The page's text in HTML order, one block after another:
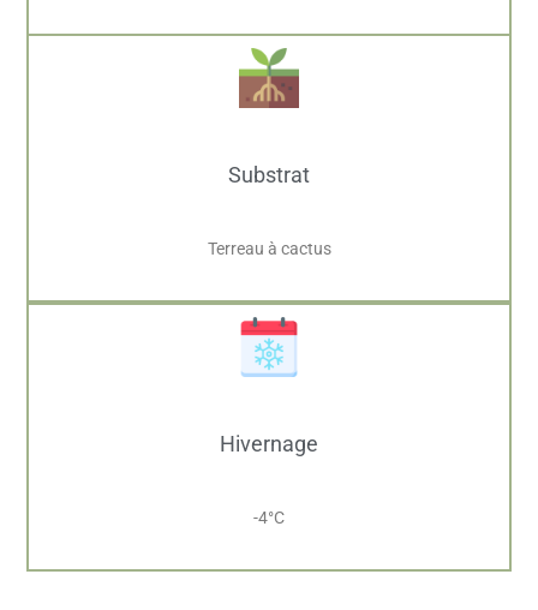
Substrat
Terreau à cactus
Hivernage
-4°C